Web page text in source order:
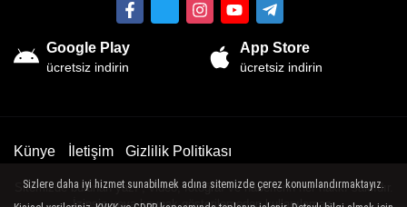
Google Play
ücretsiz indirin
App Store
ücretsiz indirin
Künye İletişim Gizlilik Politikası
Sitemizde bulunan yazı , video, fotoğraf ve haberlerin her hakkı saklıdır.
İzinsiz veya kaynak gösterilemeden kullanılamaz.
Sizlere daha iyi hizmet sunabilmek adına sitemizde çerez konumlandırmaktayız.